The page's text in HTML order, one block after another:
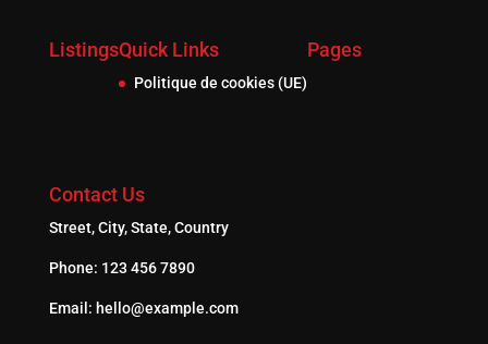
ListingsQuick Links
Politique de cookies (UE)
Pages
Contact Us
Street, City, State, Country
Phone: 123 456 7890
Email: hello@example.com